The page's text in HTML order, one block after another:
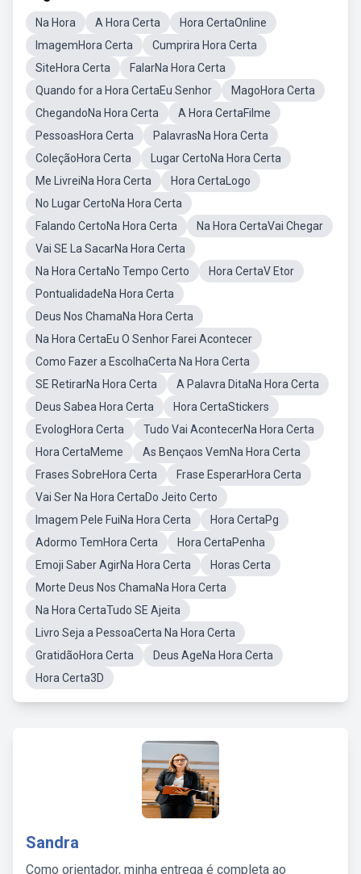
Na Hora A Hora Certa
Hora CertaOnline
ImagemHora Certa
Cumprira Hora Certa
SiteHora Certa
FalarNa Hora Certa
Quando for a Hora CertaEu Senhor
MagoHora Certa
ChegandoNa Hora Certa
A Hora CertaFilme
PessoasHora Certa
PalavrasNa Hora Certa
ColeçãoHora Certa
Lugar CertoNa Hora Certa
Me LivreiNa Hora Certa
Hora CertaLogo
No Lugar CertoNa Hora Certa
Falando CertoNa Hora Certa
Na Hora CertaVai Chegar
Vai SE La SacarNa Hora Certa
Na Hora CertaNo Tempo Certo
Hora CertaV Etor
PontualidadeNa Hora Certa
Deus Nos ChamaNa Hora Certa
Na Hora CertaEu O Senhor Farei Acontecer
Como Fazer a EscolhaCerta Na Hora Certa
SE RetirarNa Hora Certa
A Palavra DitaNa Hora Certa
Deus Sabea Hora Certa
Hora CertaStickers
EvologHora Certa
Tudo Vai AcontecerNa Hora Certa
Hora CertaMeme
As Bençaos VemNa Hora Certa
Frases SobreHora Certa
Frase EsperarHora Certa
Vai Ser Na Hora CertaDo Jeito Certo
Imagem Pele FuiNa Hora Certa
Hora CertaPg
Adormo TemHora Certa
Hora CertaPenha
Emoji Saber AgirNa Hora Certa
Horas Certa
Morte Deus Nos ChamaNa Hora Certa
Na Hora CertaTudo SE Ajeita
Livro Seja a PessoaCerta Na Hora Certa
GratidãoHora Certa
Deus AgeNa Hora Certa
Hora Certa3D
Sandra
Como orientador, minha entrega é completa ao